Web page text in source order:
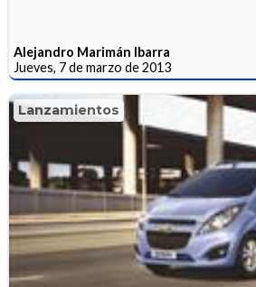
Alejandro Marimán Ibarra
Jueves, 7 de marzo de 2013
Lanzamientos